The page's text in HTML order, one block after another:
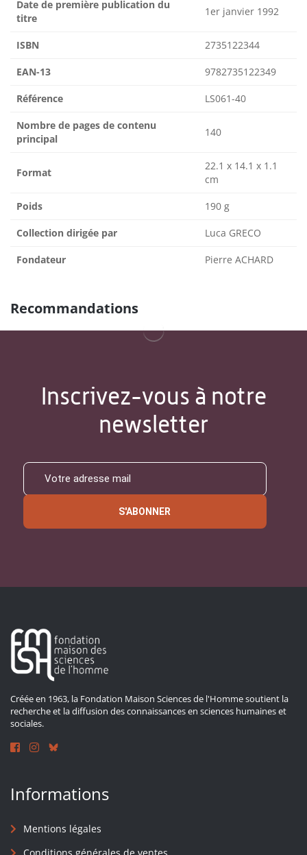
Date de première publication du
titre
1er janvier 1992
ISBN 2735122344
EAN-13 9782735122349
Référence LS061-40
Nombre de pages de contenu
principal
140
Format
22.1 x 14.1 x 1.1
cm
Poids 190 g
Collection dirigée par Luca GRECO
Fondateur Pierre ACHARD
Recommandations
Inscrivez-vous à notre
newsletter
S'ABONNER
Créée en 1963, la Fondation Maison Sciences de l'Homme soutient la
recherche et la diffusion des connaissances en sciences humaines et
sociales.
Informations
Mentions légales
Conditions générales de ventes